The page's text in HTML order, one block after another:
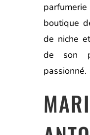
boutique
de niche
de son
passionné.